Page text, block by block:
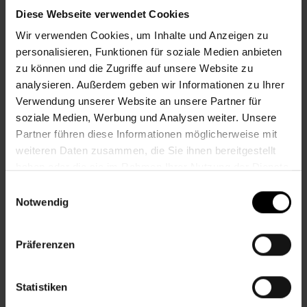
Diese Webseite verwendet Cookies
Wir verwenden Cookies, um Inhalte und Anzeigen zu
personalisieren, Funktionen für soziale Medien anbieten
zu können und die Zugriffe auf unsere Website zu
analysieren. Außerdem geben wir Informationen zu Ihrer
Verwendung unserer Website an unsere Partner für
soziale Medien, Werbung und Analysen weiter. Unsere
Partner führen diese Informationen möglicherweise mit
weiteren Daten zusammen, die Sie ihnen bereitgestellt
Notwendig
Präferenzen
Statistiken
SPEICHERN NACH
DETAILS
KREATIVE KINDER